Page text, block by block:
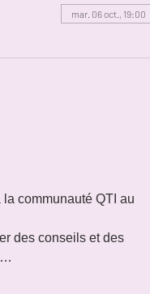
mar. 06 oct., 19:00
communauté QTI au
des conseils et des